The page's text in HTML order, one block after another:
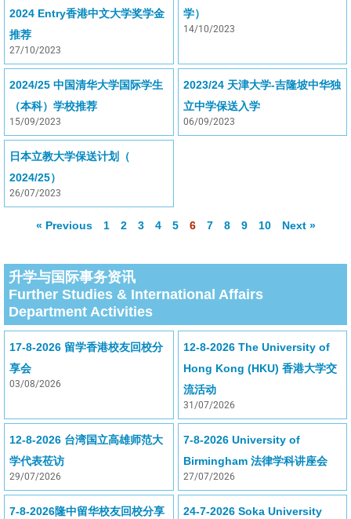
升学与国际事务资讯
Further Studies & International Affairs
Department Activities
17-8-2026 留学香港校友回校分
享会
03/08/2026
12-8-2026 The University of
Hong Kong (HKU) 香港大学交
流活动
31/07/2026
12-8-2026 台湾国立高雄师范大
学代表莅访
29/07/2026
7-8-2026 University of
Birmingham 法律学科讲座会
27/07/2026
7-8-2026隆中留华校友回校分享
24-7-2026 Soka University
2024 Entry香港中文大学奖学金
推荐
27/10/2023
学）
14/10/2023
2024/25 中国清华大学国际学生
（本科）学校推荐
15/09/2023
2023/24 天津大学-吉隆坡中华独
立中学保送入学
06/09/2023
日本立教大学保送计划（
2024/25）
26/07/2023
« Previous 1 2 3 4 5 6 7 8 9 10 Next »